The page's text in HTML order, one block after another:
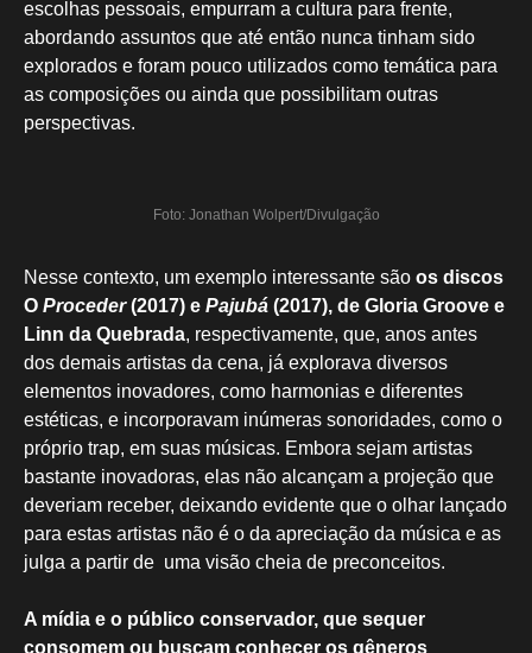
escolhas pessoais, empurram a cultura para frente,
abordando assuntos que até então nunca tinham sido
explorados e foram pouco utilizados como temática para
as composições ou ainda que possibilitam outras
perspectivas.
Foto: Jonathan Wolpert/Divulgação
Nesse contexto, um exemplo interessante são os discos
O Proceder(2017) e Pajubá (2017), de Gloria Groove e
Linn da Quebrada, respectivamente, que, anos antes
dos demais artistas da cena, já explorava diversos
elementos inovadores, como harmonias e diferentes
estéticas, e incorporavam inúmeras sonoridades, como o
próprio trap, em suas músicas. Embora sejam artistas
bastante inovadoras, elas não alcançam a projeção que
deveriam receber, deixando evidente que o olhar lançado
para estas artistas não é o da apreciação da música e as
julga a partir de uma visão cheia de preconceitos.
A mídia e o público conservador, que sequer
consomem ou buscam conhecer os gêneros